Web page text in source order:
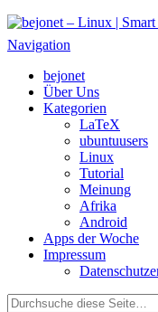
bejonet – Linux | Smart
Das Blog über Technik,
Navigation
bejonet
Über Uns
Kategorien
LaTeX
ubuntuusers
Linux
Tutorial
Meinung
Afrika
Android
Apps der Woche
Impressum